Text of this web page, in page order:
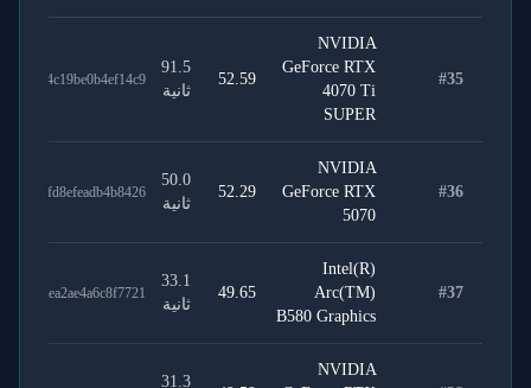
#35
NVIDIA
GeForce RTX
4070 Ti
SUPER
52.59
91.5
ثانية
3b8464c19be0b4ef14c9
#36
NVIDIA
GeForce RTX
5070
52.29
50.0
ثانية
06875fd8efeadb4b8426
#37
Intel(R)
Arc(TM)
B580 Graphics
49.65
33.1
ثانية
20a6aea2ae4a6c8f7721
NVIDIA
31.3